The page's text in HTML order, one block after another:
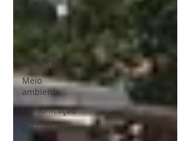
Lazer
Turismo
Rodovias
Agronegócio
Meio
ambiente
Comunicação
Empreendedorismo